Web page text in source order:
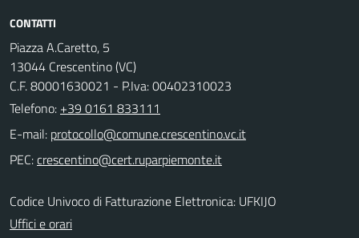
CONTATTI
Piazza A.Caretto, 5
13044 Crescentino (VC)
C.F. 80001630021 - P.Iva: 00402310023
Telefono: +39 0161 833111
E-mail:
PEC:
Codice Univoco di Fatturazione Elettronica: UFKIJO
Uffici e orari